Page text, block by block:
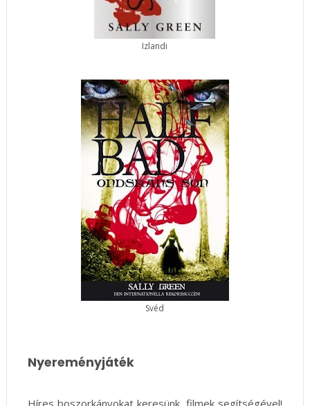
Izlandi
Svéd
Nyereményjáték
Híres boszorkányokat keresünk, filmek segítségével!